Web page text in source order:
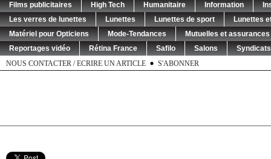
Films publicitaires
High Tech Humanitaire Information
Les verres de lunettes
Lunettes Lunettes de sport
Lunettes
Matériel pour Opticiens
Mode-Tendances
Mutuelles et
Reportages vidéo
Rétina France Safilo Salons
Syndicats
NOUS CONTACTER / ECRIRE UN ARTICLE
S'ABONNER